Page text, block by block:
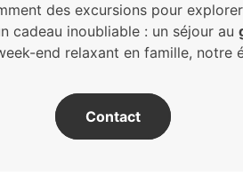
des excursions pour
cadeau inoubliable : un séjour au
end relaxant en famille,
Contact